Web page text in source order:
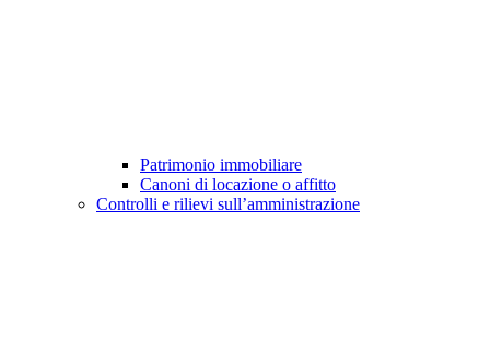
Patrimonio immobiliare
Canoni di locazione o affitto
Controlli e rilievi sull’amministrazione